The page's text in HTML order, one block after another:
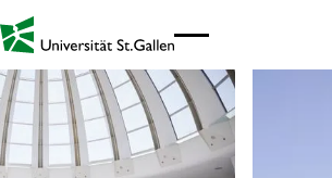
Link zur Startseite - Mobil